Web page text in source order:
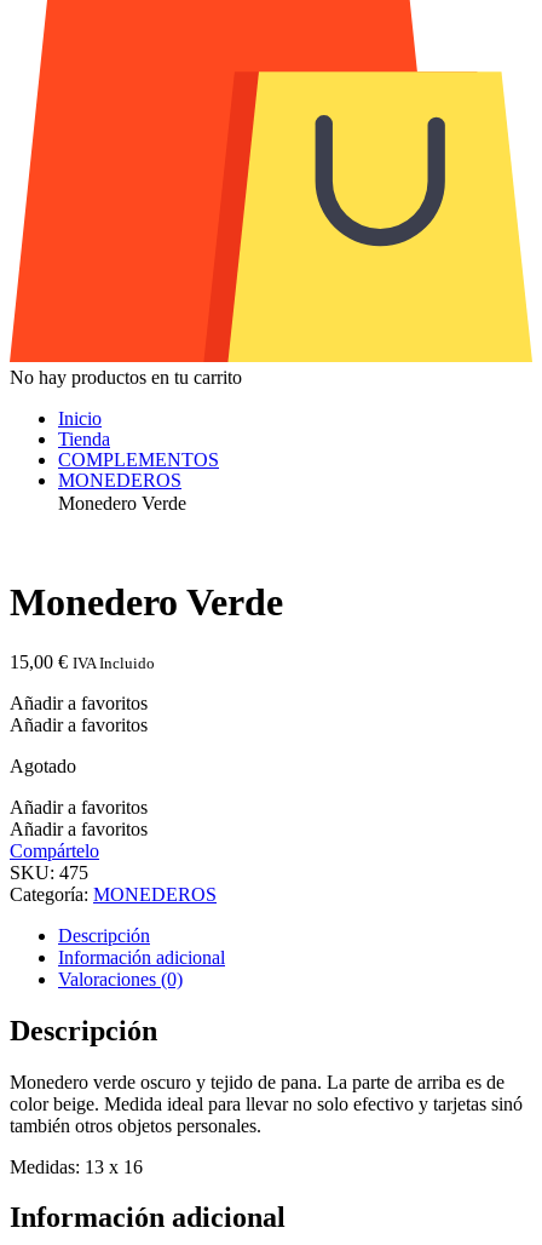
No hay productos en tu carrito
Inicio
Tienda
COMPLEMENTOS
MONEDEROS
Monedero Verde
Monedero Verde
15,00 € IVA Incluido
Añadir a favoritos
Añadir a favoritos
Agotado
Añadir a favoritos
Añadir a favoritos
Compártelo
SKU: 475
Categoría: MONEDEROS
Descripción
Información adicional
Valoraciones (0)
Descripción
Monedero verde oscuro y tejido de pana. La parte de arriba es de
color beige. Medida ideal para llevar no solo efectivo y tarjetas sinó
también otros objetos personales.
Medidas: 13 x 16
Información adicional